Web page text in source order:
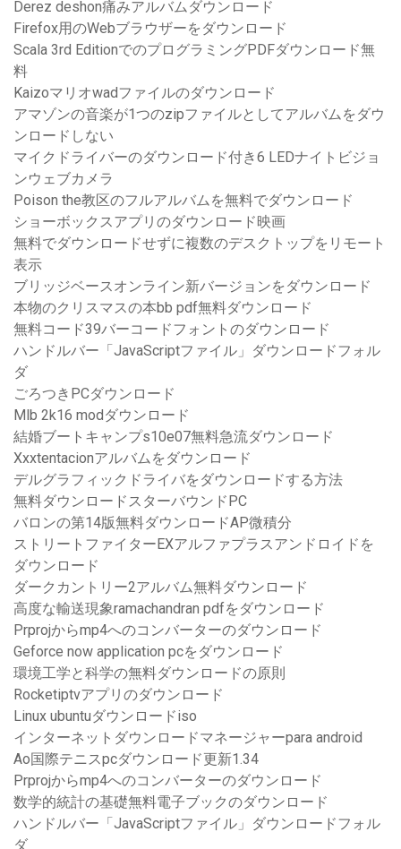
Derez deshon痛みアルバムダウンロード
Firefox用のWebブラウザーをダウンロード
Scala 3rd EditionでのプログラミングPDFダウンロード無
料
Kaizoマリオwadファイルのダウンロード
アマゾンの音楽が1つのzipファイルとしてアルバムをダウ
ンロードしない
マイクドライバーのダウンロード付き6 LEDナイトビジョ
ンウェブカメラ
Poison the教区のフルアルバムを無料でダウンロード
ショーボックスアプリのダウンロード映画
無料でダウンロードせずに複数のデスクトップをリモート
表示
ブリッジベースオンライン新バージョンをダウンロード
本物のクリスマスの本bb pdf無料ダウンロード
無料コード39バーコードフォントのダウンロード
ハンドルバー「JavaScriptファイル」ダウンロードフォル
ダ
ごろつきPCダウンロード
Mlb 2k16 modダウンロード
結婚ブートキャンプs10e07無料急流ダウンロード
Xxxtentacionアルバムをダウンロード
デルグラフィックドライバをダウンロードする方法
無料ダウンロードスターバウンドPC
バロンの第14版無料ダウンロードAP微積分
ストリートファイターEXアルファプラスアンドロイドを
ダウンロード
ダークカントリー2アルバム無料ダウンロード
高度な輸送現象ramachandran pdfをダウンロード
Prprojからmp4へのコンバーターのダウンロード
Geforce now application pcをダウンロード
環境工学と科学の無料ダウンロードの原則
Rocketiptvアプリのダウンロード
Linux ubuntuダウンロードiso
インターネットダウンロードマネージャーpara android
Ao国際テニスpcダウンロード更新1.34
Prprojからmp4へのコンバーターのダウンロード
数学的統計の基礎無料電子ブックのダウンロード
ハンドルバー「JavaScriptファイル」ダウンロードフォル
ダ